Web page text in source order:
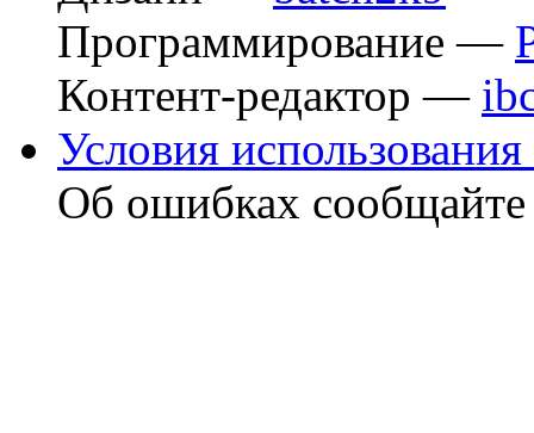
Программирование —
Контент-редактор —
Условия использования
Об ошибках